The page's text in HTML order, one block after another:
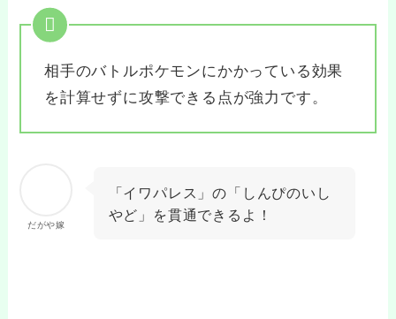
相手のバトルポケモンにかかっている効果
を計算せずに攻撃できる点が強力です。
だがや嫁
「イワパレス」の「しんぴのいし
やど」を貫通できるよ！